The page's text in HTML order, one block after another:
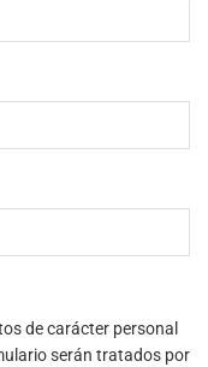
de carácter personal
serán tratados por